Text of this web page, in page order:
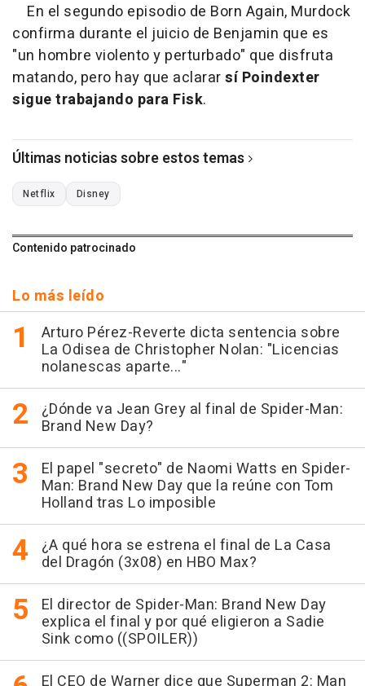
En el segundo episodio de Born Again, Murdock
confirma durante el juicio de Benjamin que es
"un hombre violento y perturbado" que disfruta
matando, pero hay que aclararsí Poindexter
sigue trabajando para Fisk.
Últimas noticias sobre estos temas
Netflix Disney
Contenido patrocinado
Lo más leído
Arturo Pérez-Reverte dicta sentencia sobre
La Odisea de Christopher Nolan: "Licencias
nolanescas aparte..."
¿Dónde va Jean Grey al final de Spider-Man:
Brand New Day?
El papel "secreto" de Naomi Watts en Spider-
Man: Brand New Day que la reúne con Tom
Holland tras Lo imposible
¿A qué hora se estrena el final de La Casa
del Dragón (3x08) en HBO Max?
El director de Spider-Man: Brand New Day
explica el final y por qué eligieron a Sadie
Sink como ((SPOILER))